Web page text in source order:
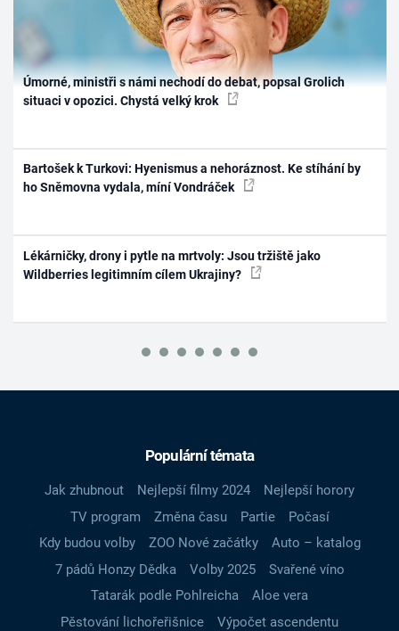
Úmorné, ministři s námi nechodí do debat, popsal Grolich
situaci v opozici. Chystá velký krok
Bartošek k Turkovi: Hyenismus a nehoráznost. Ke stíhání by
ho Sněmovna vydala, míní Vondráček
Lékárničky, drony i pytle na mrtvoly: Jsou tržiště jako
Wildberries legitimním cílem Ukrajiny?
Populární témata
Jak zhubnout Nejlepší filmy 2024
Nejlepší horory
TV program
Změna času Partie
Počasí
Kdy budou volby
ZOO Nové začátky
Auto – katalog
7 pádů Honzy Dědka
Volby 2025
Svařené víno
Tatarák podle Pohlreicha
Aloe vera
Pěstování lichořeřišnice
Výpočet ascendentu